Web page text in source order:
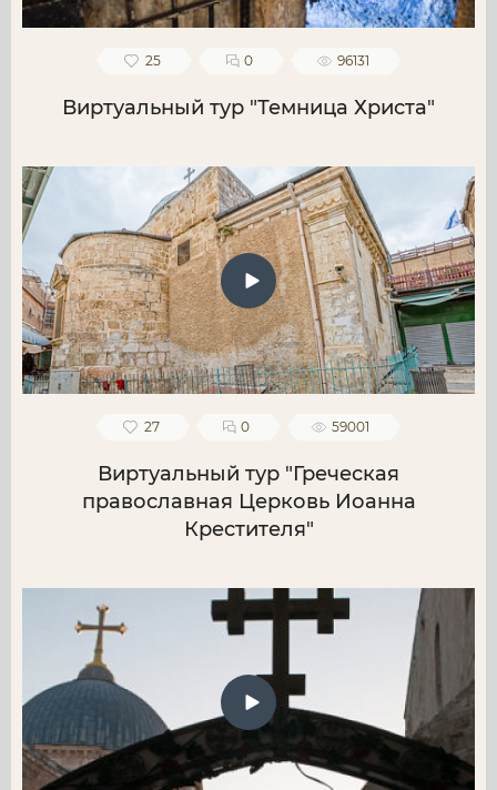
25 0 96131
Виртуальный тур "Темница Христа"
27 0 59001
Виртуальный тур "Греческая
православная Церковь Иоанна
Крестителя"